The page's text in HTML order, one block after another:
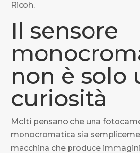
Ricoh.
Il sensore
non è solo
curiosità
Molti pensano che una
monocromatica sia
macchina che produce